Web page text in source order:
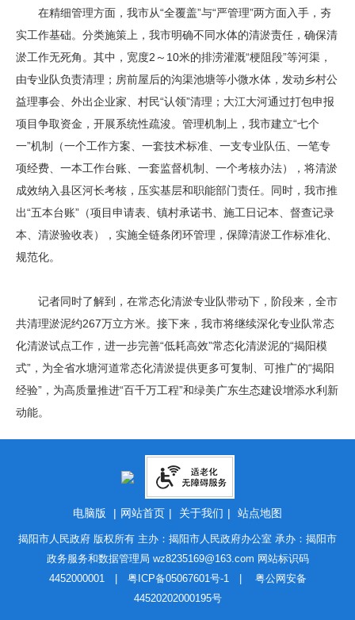
在精细管理方面，我市从“全覆盖”与“严管理”两方面入手，夯
实工作基础。分类施策上，我市明确不同水体的清淤责任，确保清
淤工作无死角。其中，宽度2～10米的排涝灌溉“梗阻段”等河渠，
由专业队负责清理；房前屋后的沟渠池塘等小微水体，发动乡村公
益理事会、外出企业家、村民“认领”清理；大江大河通过打包申报
项目争取资金，开展系统性疏浚。管理机制上，我市建立“七个
一”机制（一个工作方案、一套技术标准、一支专业队伍、一笔专
项经费、一本工作台账、一套监督机制、一个考核办法），将清淤
成效纳入县区河长考核，压实基层和职能部门责任。同时，我市推
出“五本台账”（项目申请表、镇村承诺书、施工日记本、督查记录
本、清淤验收表），实施全链条闭环管理，保障清淤工作标准化、
规范化。
记者同时了解到，在常态化清淤专业队带动下，阶段来，全市
共清理淤泥约267万立方米。接下来，我市将继续深化专业队常态
化清淤试点工作，进一步完善“低耗高效”常态化清淤泥的“揭阳模
式”，为全省水塘河道常态化清淤提供更多可复制、可推广的“揭阳
经验”，为高质量推进“百千万工程”和绿美广东生态建设增添水利新
动能。
电脑版 | 网站首页 | 关于我们 | 站点地图
揭阳市人民政府 版权所有 主办：揭阳市人民政府办公室 承办：揭阳市
政务服务和数据管理局 wz8235169@163.com 网站标识码
4452000001 | 粤ICP备05067601号-1| 粤公网安备
44520202000195号